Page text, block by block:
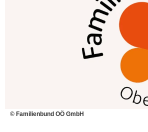
© Familienbund OÖ GmbH